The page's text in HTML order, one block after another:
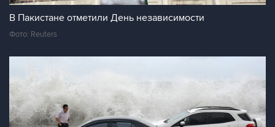
В Пакистане отметили День независимости
Фото: Reuters